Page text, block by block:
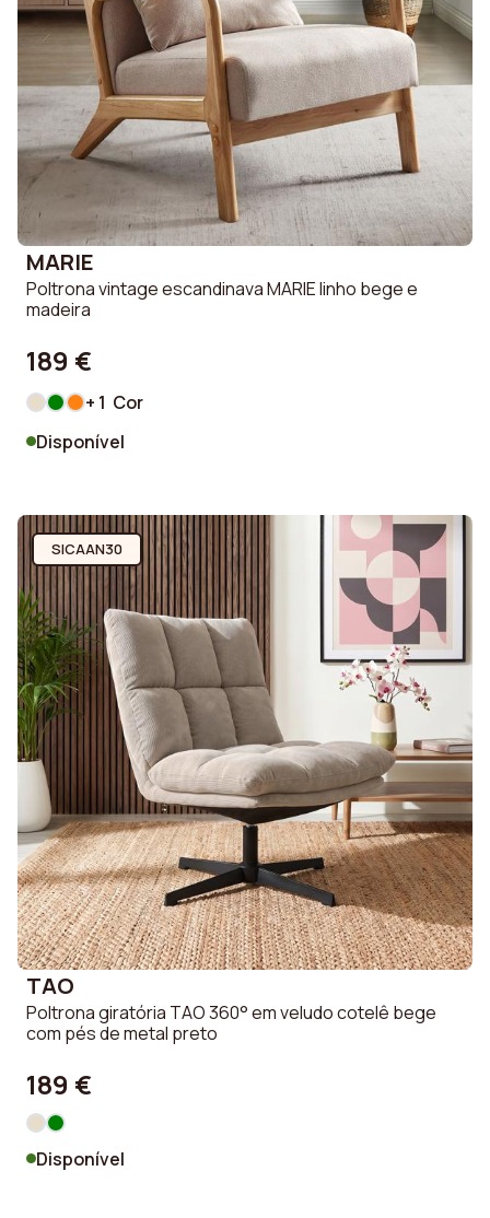
MARIE
Poltrona vintage escandinava MARIE linho bege e
madeira
189 €
+ 1 Cor
Disponível
SICAAN30
TAO
Poltrona giratória TAO 360° em veludo cotelê bege
com pés de metal preto
189 €
Disponível